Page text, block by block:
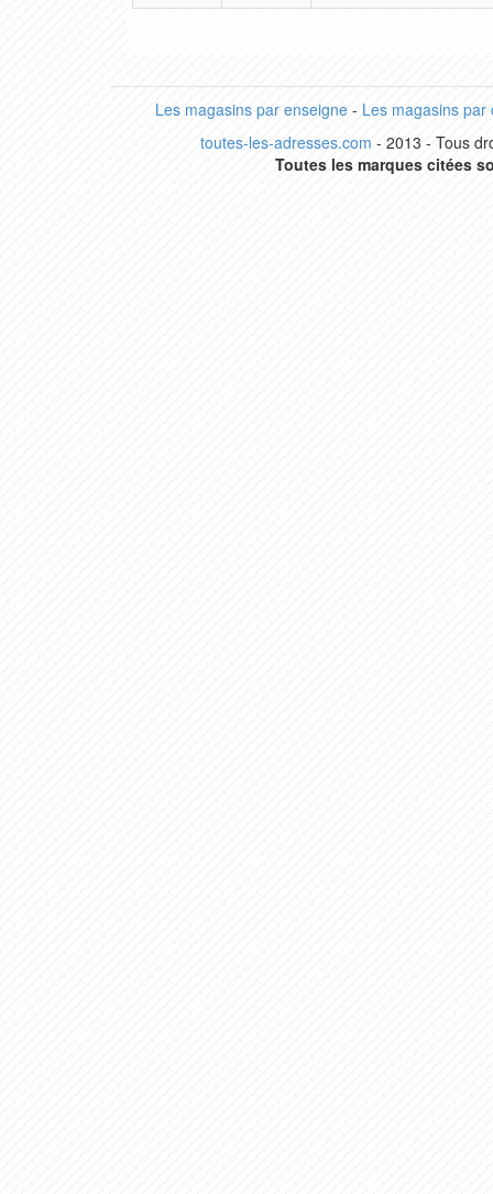
Les magasins par enseigne- Les magasins par
toutes-les-adresses.com - 2013 - Tous
Toutes les marques citées